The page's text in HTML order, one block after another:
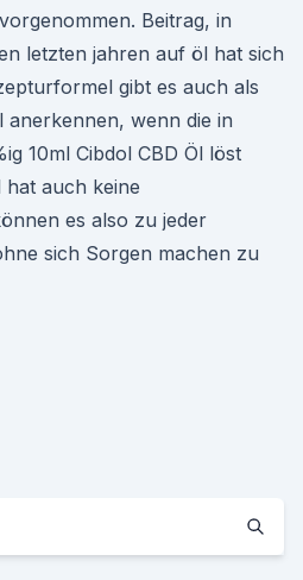
Beitrag, in
letzten jahren auf öl hat sich
gibt es auch als
anerkennen, wenn die in
10ml Cibdol CBD Öl löst
hat auch keine
es also zu jeder
sich Sorgen machen zu